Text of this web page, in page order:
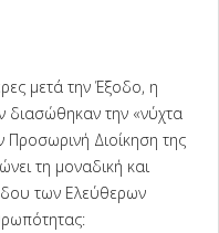
μετά την Έξοδο, η
διασώθηκαν την «νύχτα
Προσωρινή Διοίκηση της
τη μοναδική και
των Ελεύθερων